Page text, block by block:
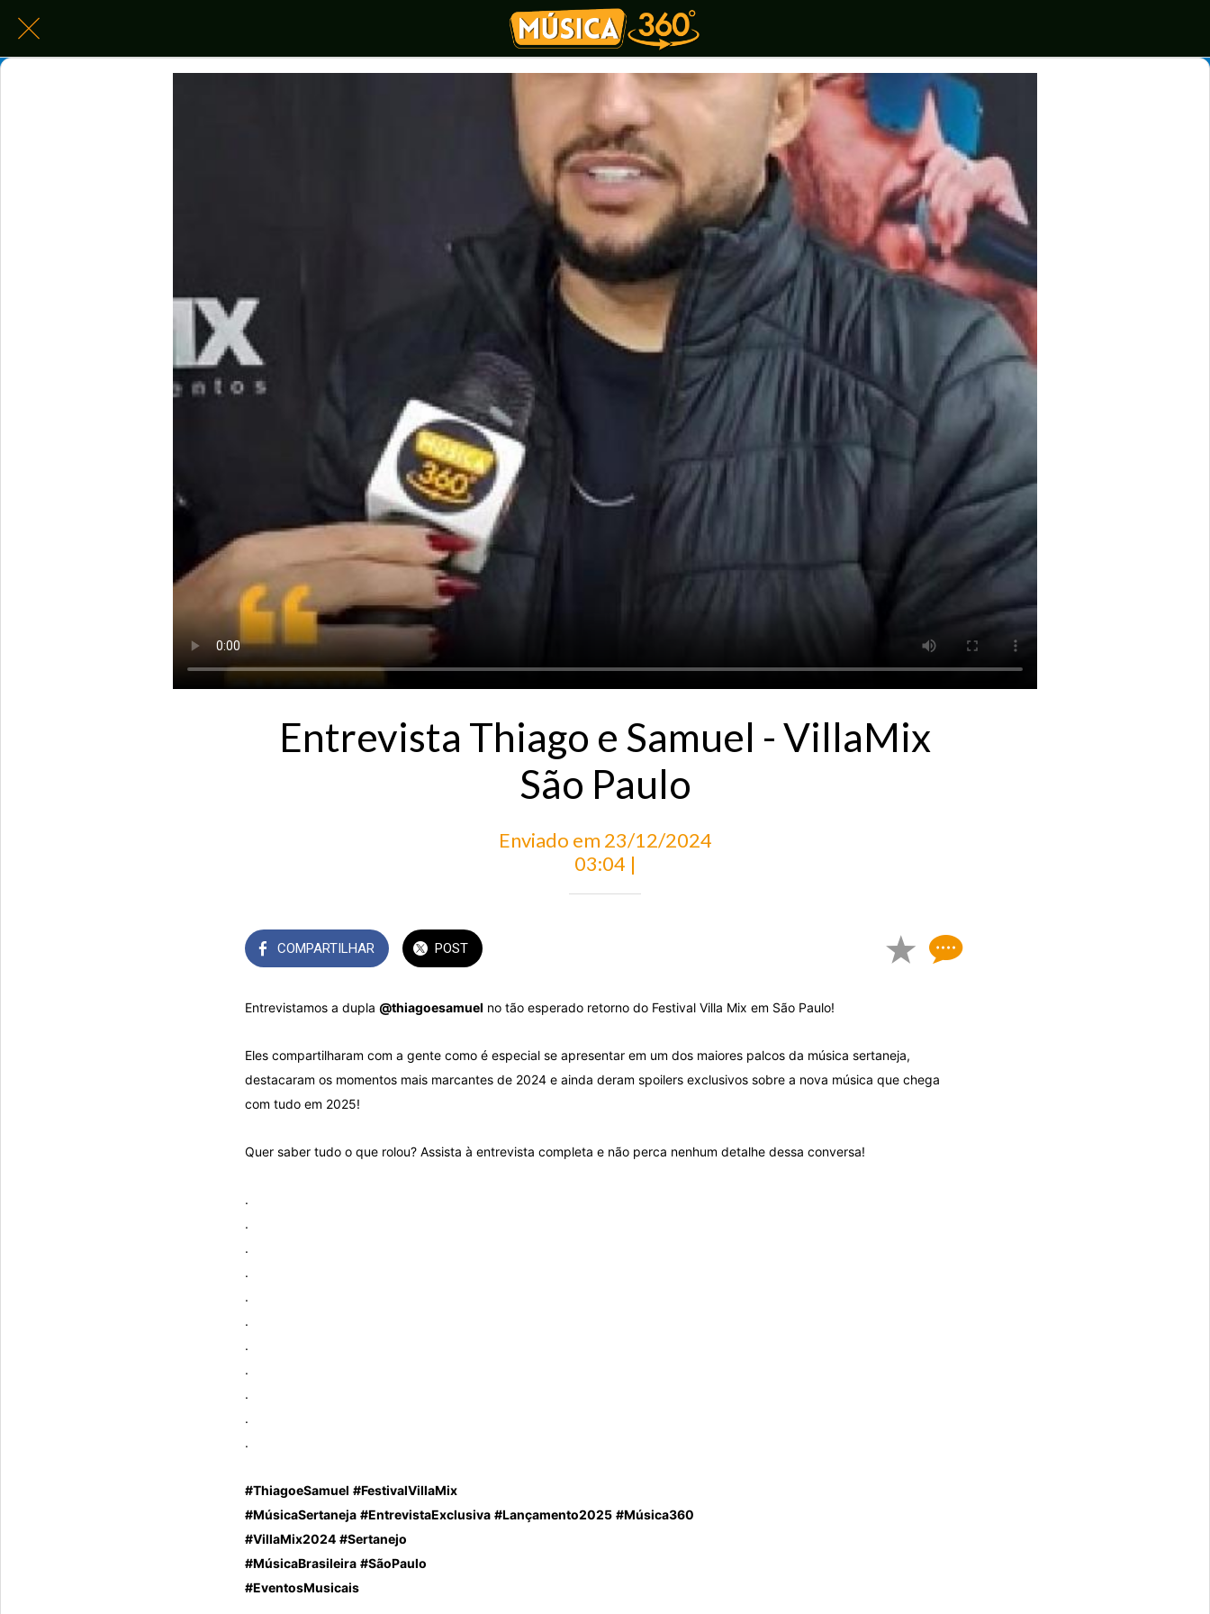
Entrevista Thiago e Samuel - VillaMix
São Paulo
Enviado em 23/12/2024
03:04 |
COMPARTILHAR POST
Entrevistamos a dupla @thiagoesamuel no tão esperado retorno do Festival Villa Mix em São Paulo!
Eles compartilharam com a gente como é especial se apresentar em um dos maiores palcos da música sertaneja,
destacaram os momentos mais marcantes de 2024 e ainda deram spoilers exclusivos sobre a nova música que chega
com tudo em 2025!
Quer saber tudo o que rolou? Assista à entrevista completa e não perca nenhum detalhe dessa conversa!
.
.
.
.
.
.
.
.
.
.
.
#ThiagoeSamuel #FestivalVillaMix
#MúsicaSertaneja #EntrevistaExclusiva #Lançamento2025 #Música360
#VillaMix2024 #Sertanejo
#MúsicaBrasileira #SãoPaulo
#EventosMusicais